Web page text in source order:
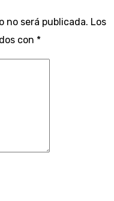
no será publicada. Los
con *